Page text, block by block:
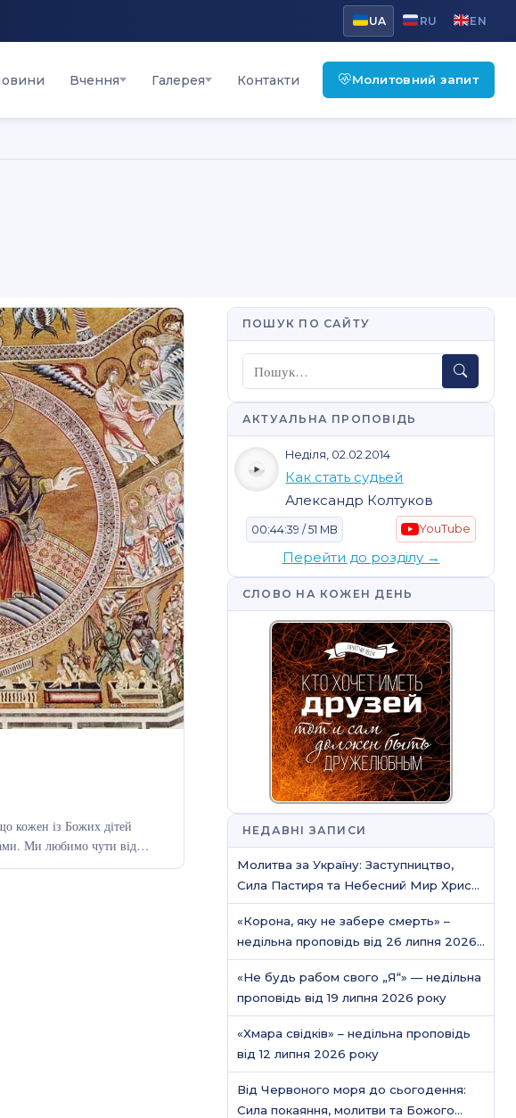
UA RU EN
Вчення Галерея Контакти Молитовний запит
кожен із Божих дітей
Ми любимо чути від…
ПОШУК ПО САЙТУ
Пошук
АКТУАЛЬНА ПРОПОВІДЬ
Неділя, 02.02.2014
Как стать судьей
Александр Колтуков
00:44:39 / 51 MB YouTube
Перейти до розділу →
СЛОВО НА КОЖЕН ДЕНЬ
НЕДАВНІ ЗАПИСИ
Молитва за Україну: Заступництво,
Сила Пастиря та Небесний Мир Христа
/ Молитовне служіння
«Корона, яку не забере смерть» –
недільна проповідь від 26 липня 2026
року
«Не будь рабом свого „Я“» — недільна
проповідь від 19 липня 2026 року
«Хмара свідків» – недільна проповідь
від 12 липня 2026 року
Від Червоного моря до сьогодення:
Сила покаяння, молитви та Божого